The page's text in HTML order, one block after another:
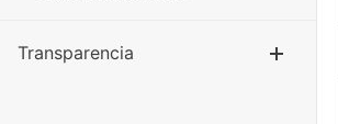
Transparencia